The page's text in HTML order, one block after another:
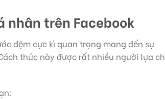
nhân trên Facebook
đệm cực kì quan trọng mang đến sự
thức này được rất nhiều người lựa